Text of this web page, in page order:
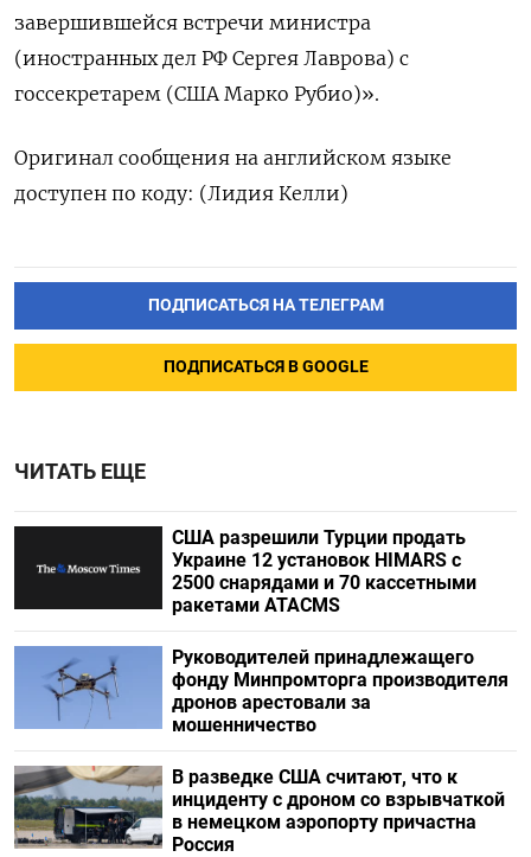
завершившейся встречи министра
(иностранных дел РФ Сергея Лаврова) с
госсекретарем (США Марко Рубио)».
Оригинал сообщения на английском языке
доступен по коду: (Лидия Келли)
ПОДПИСАТЬСЯ НА ТЕЛЕГРАМ
ПОДПИСАТЬСЯ В GOOGLE
ЧИТАТЬ ЕЩЕ
США разрешили Турции продать
Украине 12 установок HIMARS с
2500 снарядами и 70 кассетными
ракетами ATACMS
Руководителей принадлежащего
фонду Минпромторга производителя
дронов арестовали за
мошенничество
В разведке США считают, что к
инциденту с дроном со взрывчаткой
в немецком аэропорту причастна
Россия